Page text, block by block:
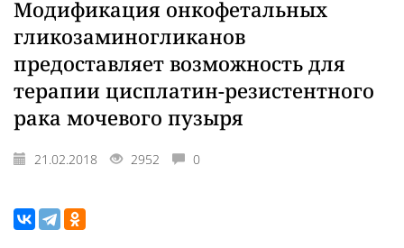
Модификация онкофетальных
гликозаминогликанов
предоставляет возможность для
терапии цисплатин-резистентного
рака мочевого пузыря
21.02.2018 2952 0